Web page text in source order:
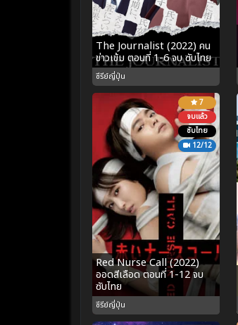
The Journalist (2022) คน
ข่าวเข้ม ตอนที่ 1-6 จบ ซับไทย
ซีรีย์ญี่ปุ่น
7
จบแล้ว
ซับไทย
12/12
Red Nurse Call (2022)
ออดสีเลือด ตอนที่ 1-12 จบ
ซับไทย
ซีรีย์ญี่ปุ่น